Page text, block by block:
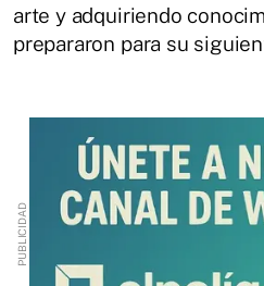
arte y adquiriendo
prepararon para su